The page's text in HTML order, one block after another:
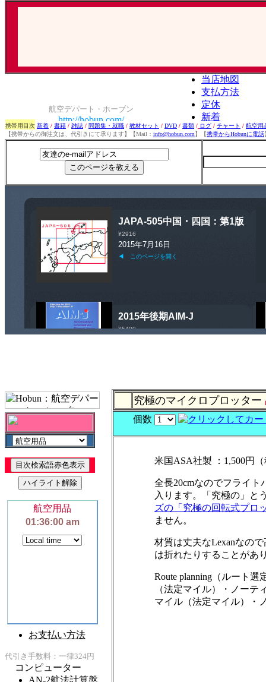
携帯用目次 新着 / 書籍 / 雑誌 / 問題集・就職 / 教材セット / DVD / 書類 / ログ / チャート / 航空用
【携帯からの御注文は、代引きにて承ります】【Mail： info@hobun.com】【携帯からHobunに電話
究極のマイクロプロッター
個数
米国ASA社製 ：1,500円
全長20cmなのでフライ
入ります。「究極の」と
ズの「究極の回転式プロ
ません。
材質は丈夫なLexanなの
は折れたりすることがあ
Route planning（ルート
（法定マイル）・ノー
マイル（法定マイル）・